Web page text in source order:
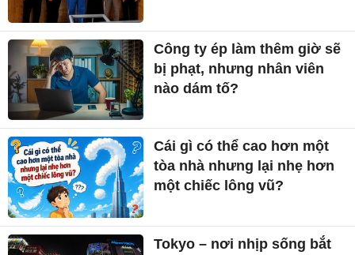
Công ty ép làm thêm giờ sẽ
bị phạt, nhưng nhân viên
nào dám tố?
Cái gì có thể cao hơn một
tòa nhà nhưng lại nhẹ hơn
một chiếc lông vũ?
Tokyo – nơi nhịp sống bắt